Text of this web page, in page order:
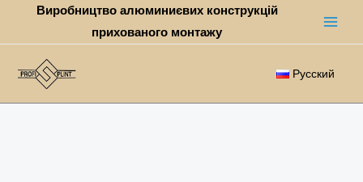
ПерейтиВиробництво алюминиєвих конструкцій
прихованого монтажу
Русский